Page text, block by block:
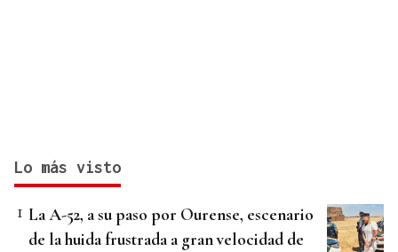
Lo más visto
La A-52, a su paso por Ourense, escenario
de la huida frustrada a gran velocidad de